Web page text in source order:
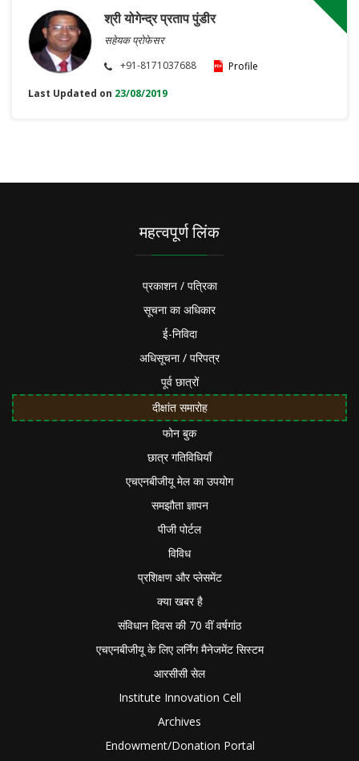
श्री योगेन्द्र प्रताप पुंडीर
सहेयक प्रोफेसर
+91-8171037688
Profile
Last Updated on 23/08/2019
महत्वपूर्ण लिंक
प्रकाशन / पत्रिका
सूचना का अधिकार
ई-निविदा
अधिसूचना / परिपत्र
पूर्व छात्रों
दीक्षांत समारोह
फोन बुक
छात्र गतिविधियाँ
एचएनबीजीयू मेल का उपयोग
समझौता ज्ञापन
पीजी पोर्टल
विविध
प्रशिक्षण और प्लेसमेंट
क्या खबर है
संविधान दिवस की 70 वीं वर्षगांठ
एचएनबीजीयू के लिए लर्निंग मैनेजमेंट सिस्टम
आरसीसी सेल
Institute Innovation Cell
Archives
Endowment/Donation Portal